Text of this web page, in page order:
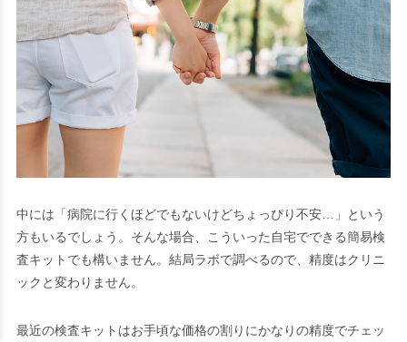
中には「病院に行くほどでもないけどちょっぴり不安…」という
方もいるでしょう。そんな場合、こういった自宅でできる簡易検
査キットでも構いません。結局ラボで調べるので、精度はクリニ
ックと変わりません。
最近の検査キットはお手頃な価格の割りにかなりの精度でチェッ